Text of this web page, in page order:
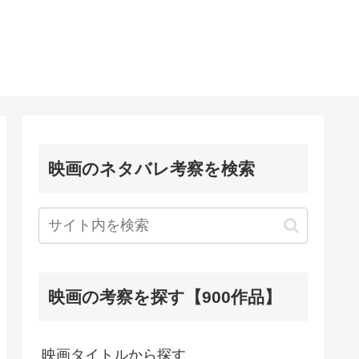
映画のネタバレ考察を検索
映画の考察を探す【900作品】
映画タイトルから探す